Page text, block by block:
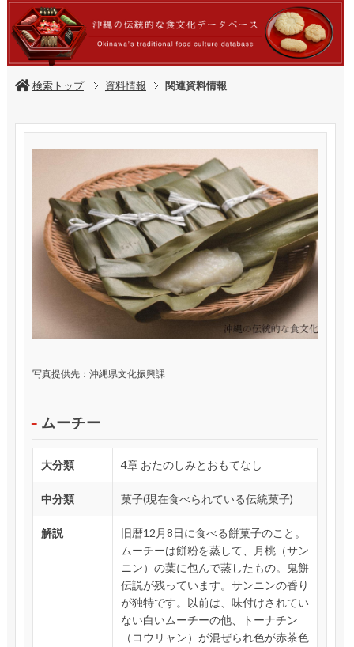
検索トップ 資料情報 関連資料情報
写真提供先：沖縄県文化振興課
ムーチー
大分類 4章 おたのしみとおもてなし
中分類 菓子(現在食べられている伝統菓子)
解説
旧暦12月8日に食べる餅菓子のこと。
ムーチーは餅粉を蒸して、月桃（サン
ニン）の葉に包んで蒸したもの。鬼餅
伝説が残っています。サンニンの香り
が独特です。以前は、味付けされてい
ない白いムーチーの他、トーナチン
（コウリャン）が混ぜられ色が赤茶色